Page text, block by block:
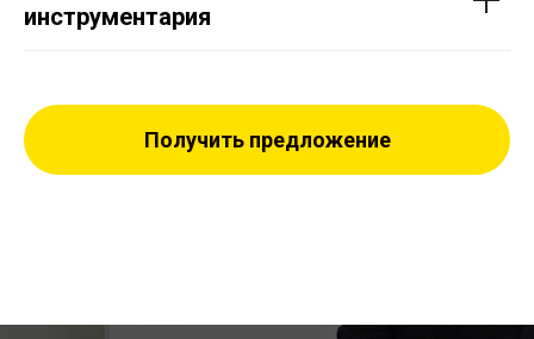
инструментария
Получить предложение